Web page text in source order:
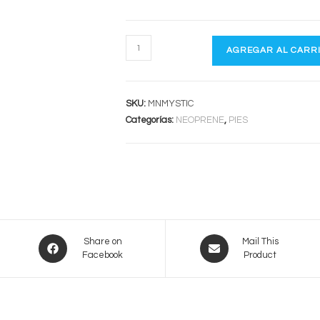
MEDIAS
NEO
AGREGAR AL
SKU: MNMYSTIC
Categorías: NEOPRENE, PIES
Opens
in
Share on
Facebook
Opens
in
Mail This
Product